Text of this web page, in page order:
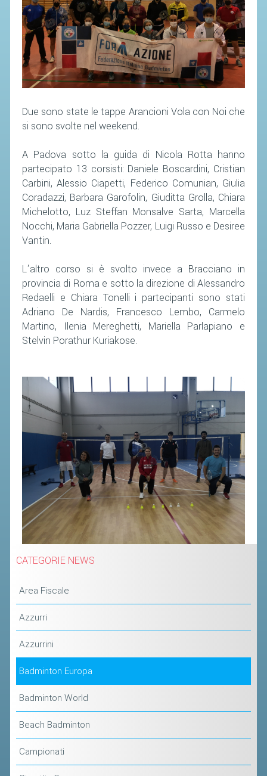
Due sono state le tappe Arancioni Vola con Noi che
si sono svolte nel weekend.
A Padova sotto la guida di Nicola Rotta hanno
partecipato 13 corsisti: Daniele Boscardini, Cristian
Carbini, Alessio Ciapetti, Federico Comunian, Giulia
Coradazzi, Barbara Garofolin, Giuditta Grolla, Chiara
Michelotto, Luz Steffan Monsalve Sarta, Marcella
Nocchi, Maria Gabriella Pozzer, Luigi Russo e Desiree
Vantin.
L'altro corso si è svolto invece a Bracciano in
provincia di Roma e sotto la direzione di Alessandro
Redaelli e Chiara Tonelli i partecipanti sono stati
Adriano De Nardis, Francesco Lembo, Carmelo
Martino, Ilenia Mereghetti, Mariella Parlapiano e
Stelvin Porathur Kuriakose.
CATEGORIE NEWS
Area Fiscale
Azzurri
Azzurrini
Badminton Europa
Badminton World
Beach Badminton
Campionati
SEGRETERIA FEDERALE
CONTATTI
AVVISI E BANDI
CIRCOLARI
RESPONSABILITÀ SOCIALE
SAFEGUARDING
RICHIESTA PATROCINIO
GIUSTIZIA FEDERALE
REGOLAMENTI
PROVVEDIMENTI
ORGANI DI GIUSTIZIA FEDERALE
MAGLIA AZZURRA
STAFF TECNICO
CTF – PALABADMINTON
ATLETI D'INTERESSE NAZIONALE
VOLA CON NOI
CENTRI TECNICI TERRITORIALI
COMMISSIONE ATLETI
TESSERAMENTO
AFFILIAZIONE E TESSERAMENTO
QUOTE E TASSE
CONVENZIONI
ACCEDI AL TESSERAMENTO ON
CAMPIONATI A SQUADRE
EVENTI INTERNAZIONALI